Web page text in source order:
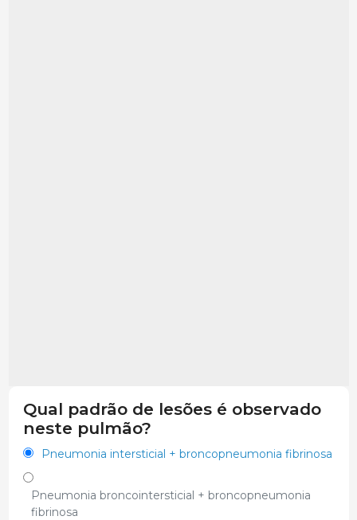
Qual padrão de lesões é observado
neste pulmão?
Pneumonia intersticial + broncopneumonia fibrinosa
Pneumonia broncointersticial + broncopneumonia
fibrinosa